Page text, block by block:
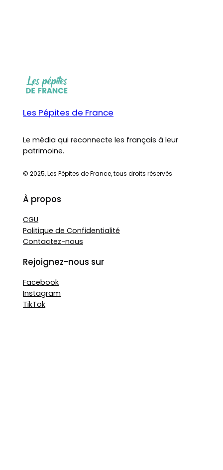
Les Pépites de France
Le média qui reconnecte les français à leur
patrimoine.
© 2025, Les Pépites de France, tous droits réservés
À propos
CGU
Politique de Confidentialité
Contactez-nous
Rejoignez-nous sur
Facebook
Instagram
TikTok